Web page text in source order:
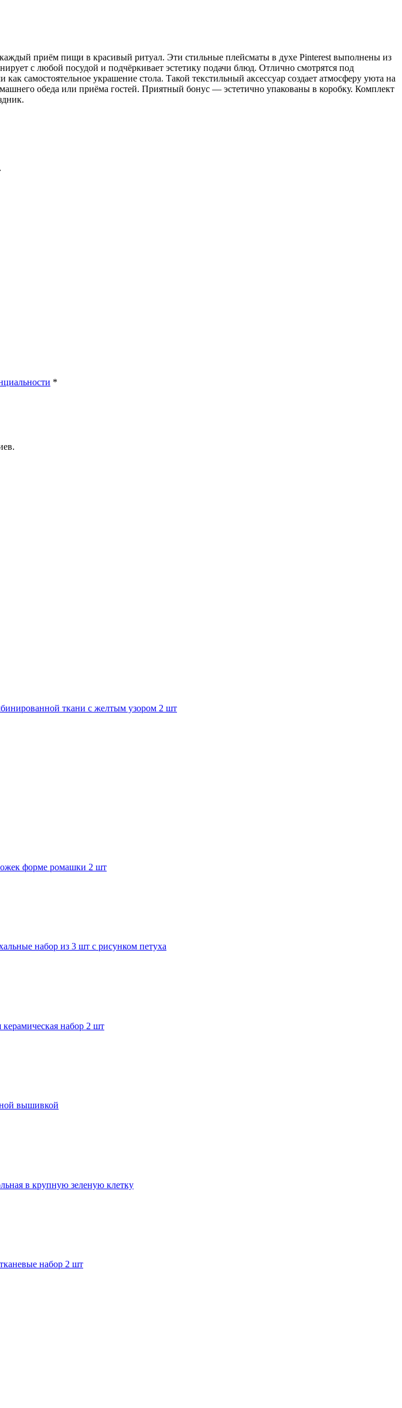
приём пищи в красивый ритуал. Эти стильные плейсматы в духе Pinterest выполнены из
с любой посудой и подчёркивает эстетику подачи блюд. Отлично смотрятся под
самостоятельное украшение стола. Такой текстильный аксессуар создает атмосферу уюта на
обеда или приёма гостей. Приятный бонус — эстетично упакованы в коробку. Комплект
*